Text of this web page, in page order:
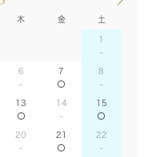
木 金 土
1
6 7 8
13 14 15
20 21 22